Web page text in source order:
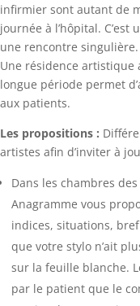
infirmier sont autant de
journée à l’hôpital. C’est
une rencontre singulière.
Une résidence artistique
longue période permet
aux patients.
Les propositions :
artistes afin d’inviter à
Dans les chambres
Anagramme vous
indices, situations,
que votre stylo n’ait
sur la feuille blanche.
par le patient que le